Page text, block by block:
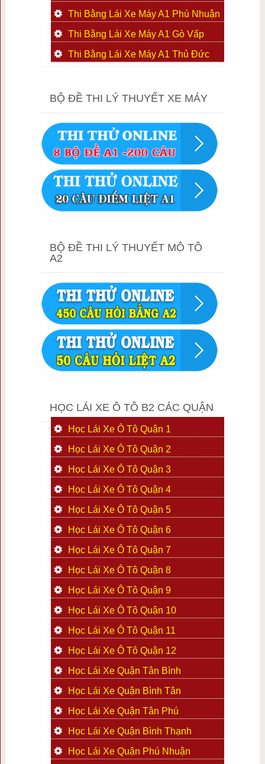
Thi Bằng Lái Xe Máy A1 Phú Nhuận
Thi Bằng Lái Xe Máy A1 Gò Vấp
Thi Bằng Lái Xe Máy A1 Thủ Đức
BỘ ĐỀ THI LÝ THUYẾT XE MÁY
BỘ ĐỀ THI LÝ THUYẾT MÔ TÔ
A2
HỌC LÁI XE Ô TÔ B2 CÁC QUẬN
Học Lái Xe Ô Tô Quận 1
Học Lái Xe Ô Tô Quận 2
Học Lái Xe Ô Tô Quận 3
Học Lái Xe Ô Tô Quận 4
Học Lái Xe Ô Tô Quận 5
Học Lái Xe Ô Tô Quận 6
Học Lái Xe Ô Tô Quận 7
Học Lái Xe Ô Tô Quận 8
Học Lái Xe Ô Tô Quận 9
Học Lái Xe Ô Tô Quận 10
Học Lái Xe Ô Tô Quận 11
Học Lái Xe Ô Tô Quận 12
Học Lái Xe Quận Tân Bình
Học Lái Xe Quận Bình Tân
Học Lái Xe Quận Tân Phú
Học Lái Xe Quận Bình Thạnh
Học Lái Xe Quận Phú Nhuận